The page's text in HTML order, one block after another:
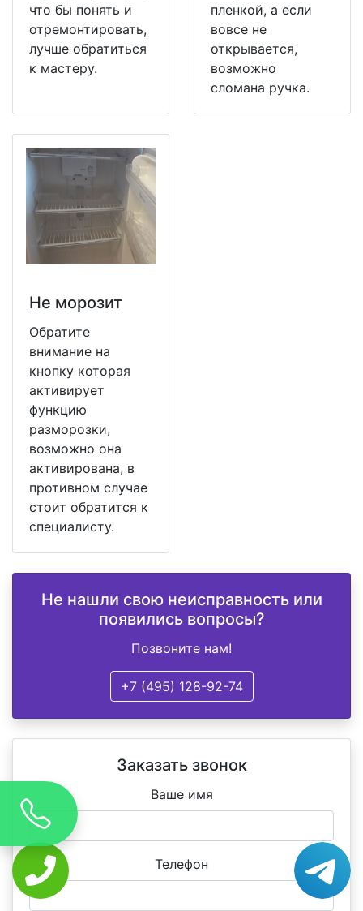
что бы понять и
отремонтировать,
лучше обратиться
к мастеру.
пленкой, а если
вовсе не
открывается,
возможно
сломана ручка.
Не морозит
Обратите
внимание на
кнопку которая
активирует
функцию
разморозки,
возможно она
активирована, в
противном случае
стоит обратится к
специалисту.
Не нашли свою неисправность или
появились вопросы?
Позвоните нам!
+7 (495) 128-92-74
Заказать звонок
Ваше имя
Телефон